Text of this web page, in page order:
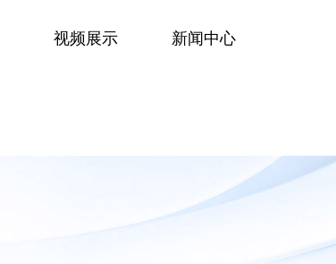
视频展示 新闻中心